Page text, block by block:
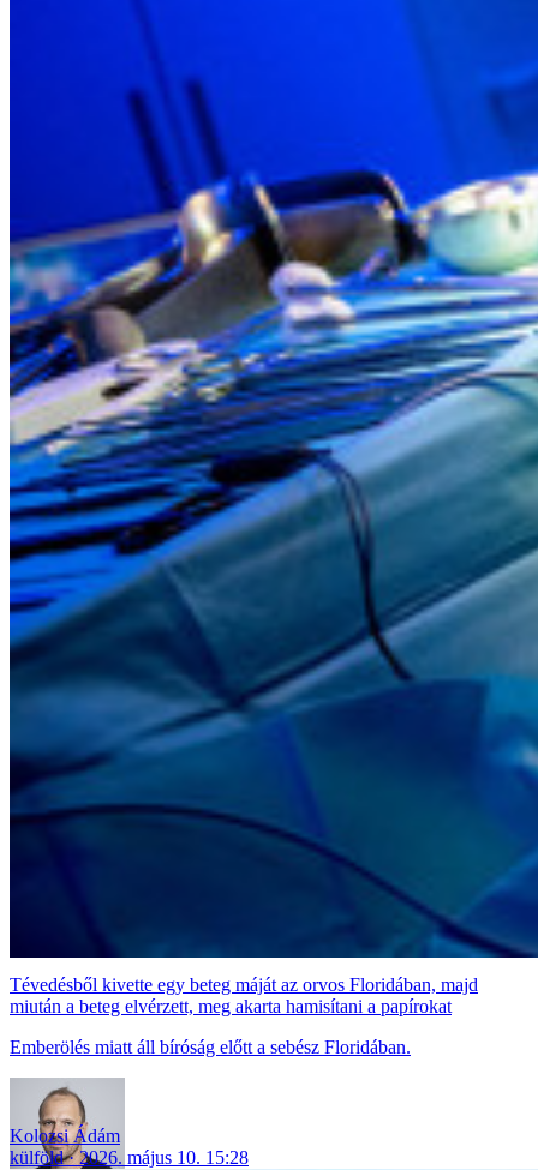
Tévedésből kivette egy beteg máját az orvos Floridában, majd
miután a beteg elvérzett, meg akarta hamisítani a papírokat
Emberölés miatt áll bíróság előtt a sebész Floridában.
Kolozsi Ádám
külföld
2026. május 10. 15:28